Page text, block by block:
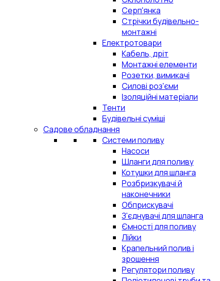
Серп'янка
Стрічки будівельно-
монтажні
Електротовари
Кабель, дріт
Монтажні елементи
Розетки, вимикачі
Силові роз'єми
Ізоляційні матеріали
Тенти
Будівельні суміші
Садове обладнання
Системи поливу
Насоси
Шланги для поливу
Котушки для шланга
Розбризкувачі й
наконечники
Обприскувачі
З'єднувачі для шланга
Ємності для поливу
Лійки
Крапельний полив і
зрошення
Регулятори поливу